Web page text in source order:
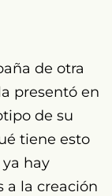
de otra
presentó en
de su
tiene esto
hay
a la creación